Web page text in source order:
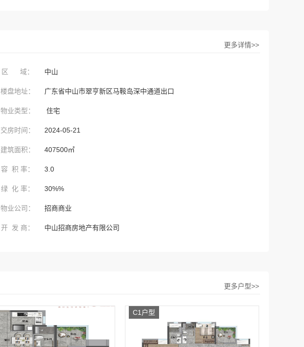
更多详情>>
区 域： 中山
楼盘地址： 广东省中山市翠亨新区马鞍岛深中通道出口
物业类型： 住宅
交房时间： 2024-05-21
建筑面积： 407500㎡
容 积 率： 3.0
绿 化 率： 30%%
物业公司： 招商商业
开 发 商： 中山招商房地产有限公司
更多户型>>
C1户型